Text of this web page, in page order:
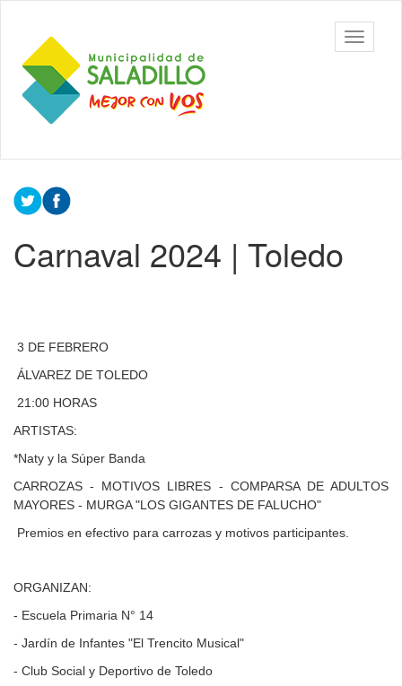
contenido
principal
Municipalidad
de Saladillo
barra
Contenido
principal
Carnaval 2024 | Toledo
3 DE FEBRERO
ÁLVAREZ DE TOLEDO
21:00 HORAS
ARTISTAS:
*Naty y la Súper Banda
CARROZAS - MOTIVOS LIBRES - COMPARSA DE ADULTOS
MAYORES - MURGA "LOS GIGANTES DE FALUCHO"
Premios en efectivo para carrozas y motivos participantes.
ORGANIZAN:
- Escuela Primaria N° 14
- Jardín de Infantes "El Trencito Musical"
- Club Social y Deportivo de Toledo